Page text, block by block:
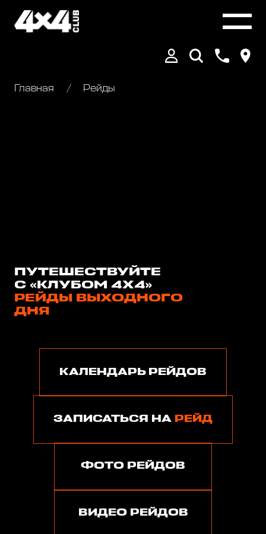
Главная Рейды
ПУТЕШЕСТВУЙТЕ
С «КЛУБОМ 4Х4»
РЕЙДЫ ВЫХОДНОГО
ДНЯ
КАЛЕНДАРЬ РЕЙДОВ
ЗАПИСАТЬСЯ НА РЕЙД
ФОТО РЕЙДОВ
ВИДЕО РЕЙДОВ